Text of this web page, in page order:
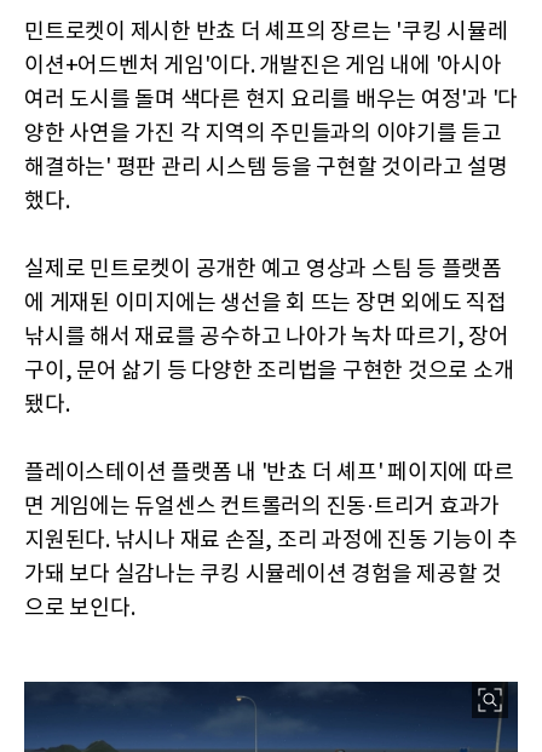
민트로켓이 제시한 반쵸 더 셰프의 장르는 '쿠킹 시뮬레
이션+어드벤처 게임'이다. 개발진은 게임 내에 '아시아
여러 도시를 돌며 색다른 현지 요리를 배우는 여정'과 '다
양한 사연을 가진 각 지역의 주민들과의 이야기를 듣고
해결하는' 평판 관리 시스템 등을 구현할 것이라고 설명
했다.
실제로 민트로켓이 공개한 예고 영상과 스팀 등 플랫폼
에 게재된 이미지에는 생선을 회 뜨는 장면 외에도 직접
낚시를 해서 재료를 공수하고 나아가 녹차 따르기, 장어
구이, 문어 삶기 등 다양한 조리법을 구현한 것으로 소개
됐다.
플레이스테이션 플랫폼 내 '반쵸 더 셰프' 페이지에 따르
면 게임에는 듀얼센스 컨트롤러의 진동·트리거 효과가
지원된다. 낚시나 재료 손질, 조리 과정에 진동 기능이 추
가돼 보다 실감나는 쿠킹 시뮬레이션 경험을 제공할 것
으로 보인다.